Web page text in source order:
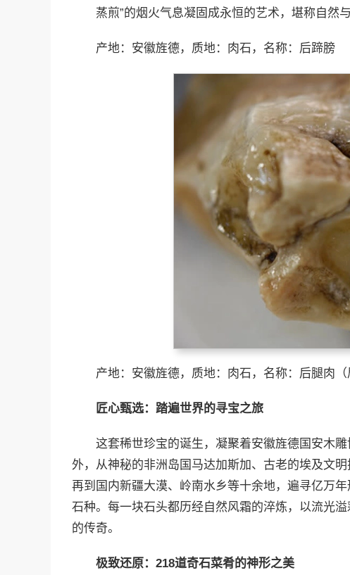
蒸煎”的烟火气息凝固成永恒的艺术，堪称自然
产地：安徽旌德，质地：肉石，名称：后蹄膀
产地：安徽旌德，质地：肉石，名称：后腿肉（
匠心甄选：踏遍世界的寻宝之旅
这套稀世珍宝的诞生，凝聚着安徽旌德国安木
外，从神秘的非洲岛国马达加斯加、古老的埃及文
再到国内新疆大漠、岭南水乡等十余地，遍寻亿万
石种。每一块石头都历经自然风霜的淬炼，以流光
的传奇。
极致还原： 218道奇石菜肴的神形之美